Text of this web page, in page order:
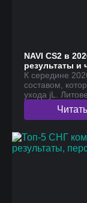
NAVI CS2 в
результаты и
К середине
составом,
ухода jL.
Читать